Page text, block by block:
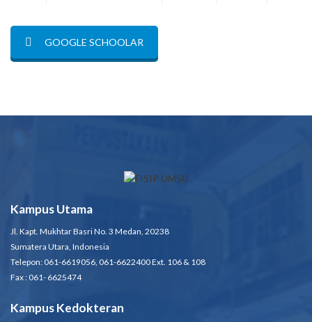
GOOGLE SCHOOLAR
Kampus Utama
Jl. Kapt. Mukhtar Basri No. 3 Medan, 20238
Sumatera Utara, Indonesia
Telepon: 061-6619056, 061-6622400 Ext. 106 & 108
Fax : 061- 6625474
Kampus Kedokteran